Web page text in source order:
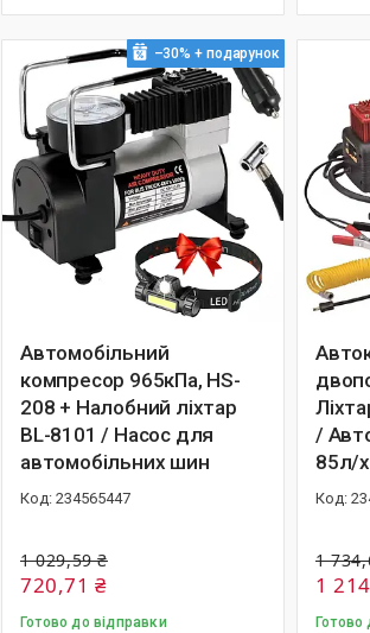
–30%
Автомобільний
компресор 965кПа, HS-
208 + Налобний ліхтар
BL-8101 / Насос для
автомобільних шин
234565447
1 029,59 ₴
720,71 ₴
Готово до відправки
/
85л/
1
1
Готово